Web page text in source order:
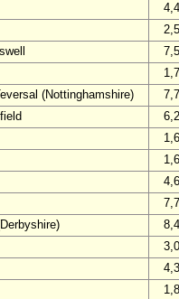
4,4
2,5
7,5
1,7
(Nottinghamshire) 7,7
6,2
1,6
1,6
4,6
7,7
8,4
3,0
4,3
1,8